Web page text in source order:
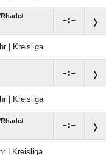
:
| Kreisliga
:
| Kreisliga
:
| Kreisliga